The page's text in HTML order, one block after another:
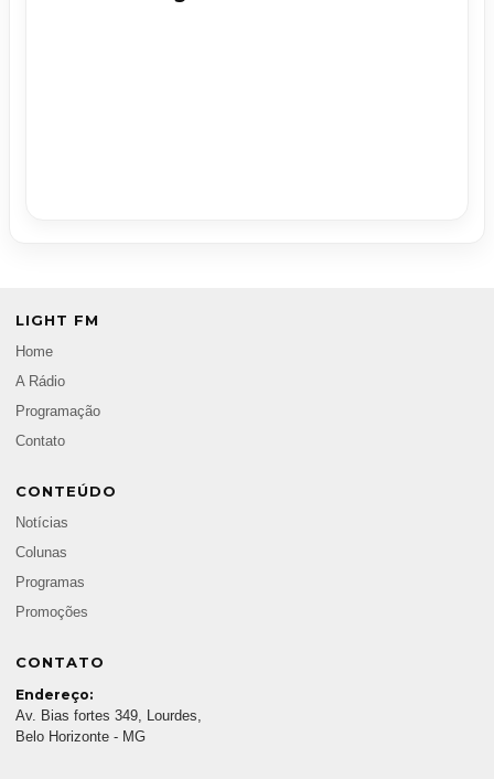
LIGHT FM
Home
A Rádio
Programação
Contato
CONTEÚDO
Notícias
Colunas
Programas
Promoções
CONTATO
Endereço:
Av. Bias fortes 349, Lourdes,
Belo Horizonte - MG